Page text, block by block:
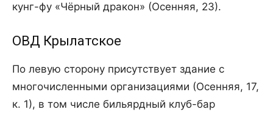
кунг-фу «Чёрный дракон» (Осенняя, 23).
ОВД Крылатское
По левую сторону присутствует здание с
многочисленными организациями (Осенняя, 17,
к. 1), в том числе бильярдный клуб-бар